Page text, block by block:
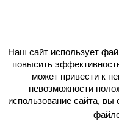
Наш сайт использует
повысить
может привести к
невозможности
использование сайта,